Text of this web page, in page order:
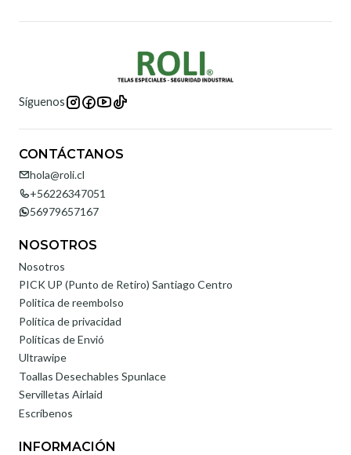
Síguenos
CONTÁCTANOS
hola@roli.cl
+56226347051
56979657167
NOSOTROS
Nosotros
PICK UP (Punto de Retiro) Santiago Centro
Politica de reembolso
Política de privacidad
Políticas de Envió
Ultrawipe
Toallas Desechables Spunlace
Servilletas Airlaid
Escríbenos
INFORMACIÓN